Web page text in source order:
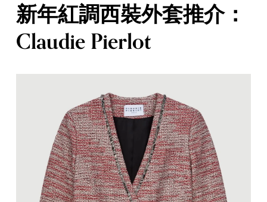
新年紅調西裝外套推介：
Claudie Pierlot